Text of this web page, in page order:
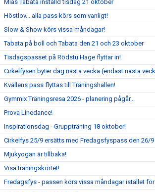
Mias Tabata inställd tisdag 21 oktober
Höstlov... alla pass körs som vanligt!
Slow & Show körs vissa måndagar!
Tabata på boll och Tabata den 21 och 23 oktober
Tisdagspasset på Rödstu Hage flyttar in!
Cirkelfysen byter dag nästa vecka (endast nästa
Kvällens pass flyttas till Träningshallen!
Gymmix Träningsresa 2026 - planering pågår...
Prova Linedance!
Inspirationsdag - Gruppträning 18 oktober!
Cirkelfys 25/9 ersätts med Fredagsfyspass den 26/9
Mjukyogan är tillbaka!
Visa träningskortet!
Fredagsfys - passen körs vissa måndagar istället